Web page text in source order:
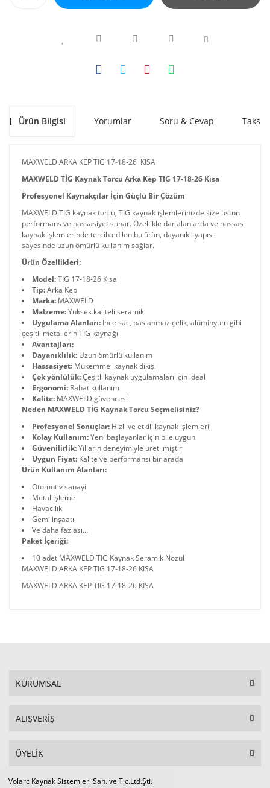
Volarc Kaynak Sistemleri San. ve Tic.Ltd.Şti.
Ürün Bilgisi Yorumlar Soru & Cevap Taksit
MAXWELD ARKA KEP TIG 17-18-26 KISA
MAXWELD TİG Kaynak Torcu Arka Kep TIG 17-18-26 Kısa
Profesyonel Kaynakçılar İçin Güçlü Bir Çözüm
MAXWELD TİG kaynak torcu, TIG kaynak işlemlerinizde size üstün
performans ve hassasiyet sunar. Özellikle dar alanlarda ve hassas
kaynak işlemlerinde tercih edilen bu ürün, dayanıklı yapısı
sayesinde uzun ömürlü kullanım sağlar.
Ürün Özellikleri:
Model:TIG 17-18-26 Kısa
Tip:Arka Kep
Marka: MAXWELD
Malzeme:Yüksek kaliteli seramik
Uygulama Alanları: İnce sac, paslanmaz çelik, alüminyum gibi
çeşitli metallerin TIG kaynağı
Avantajları:
Dayanıklılık: Uzun ömürlü kullanım
Hassasiyet: Mükemmel kaynak dikişi
Çok yönlülük:Çeşitli kaynak uygulamaları için ideal
Ergonomi: Rahat kullanım
Kalite: MAXWELD güvencesi
Neden MAXWELD TİG Kaynak Torcu Seçmelisiniz?
Profesyonel Sonuçlar: Hızlı ve etkili kaynak işlemleri
Kolay Kullanım:Yeni başlayanlar için bile uygun
Güvenilirlik:Yılların deneyimiyle üretilmiştir
Uygun Fiyat: Kalite ve performansı bir arada
Ürün Kullanım Alanları:
Otomotiv sanayi
Metal işleme
Havacılık
Gemi inşaatı
Ve daha fazlası...
Paket İçeriği:
10 adet MAXWELD TİG Kaynak Seramik Nozul
MAXWELD ARKA KEP TIG 17-18-26 KISA
MAXWELD ARKA KEP TIG 17-18-26 KISA
KURUMSAL
ALIŞVERİŞ
ÜYELİK